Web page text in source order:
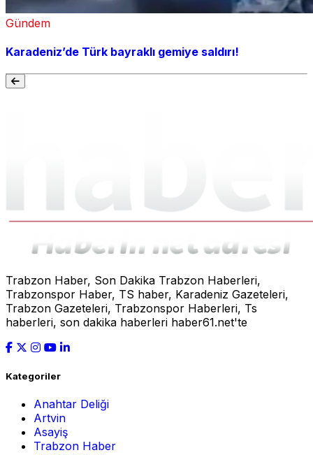
Gündem
Karadeniz’de Türk bayraklı gemiye saldırı!
Trabzon Haber, Son Dakika Trabzon Haberleri,
Trabzonspor Haber, TS haber, Karadeniz Gazeteleri,
Trabzon Gazeteleri, Trabzonspor Haberleri, Ts
haberleri, son dakika haberleri haber61.net'te
Kategoriler
Anahtar Deliği
Artvin
Asayiş
Trabzon Haber